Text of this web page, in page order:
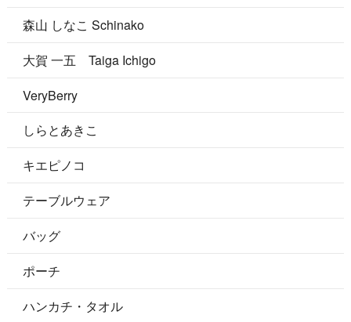
森山 しなこ Schinako
大賀 一五 Taiga Ichigo
VeryBerry
しらとあきこ
キエピノコ
テーブルウェア
バッグ
ポーチ
ハンカチ・タオル